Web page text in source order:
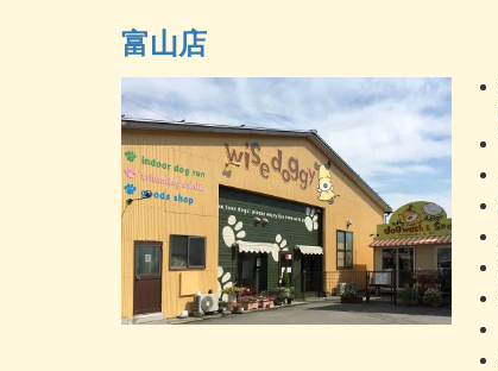
富山店